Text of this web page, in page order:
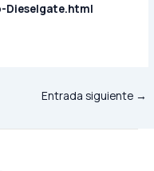
Dieselgate.html
Entrada siguiente →